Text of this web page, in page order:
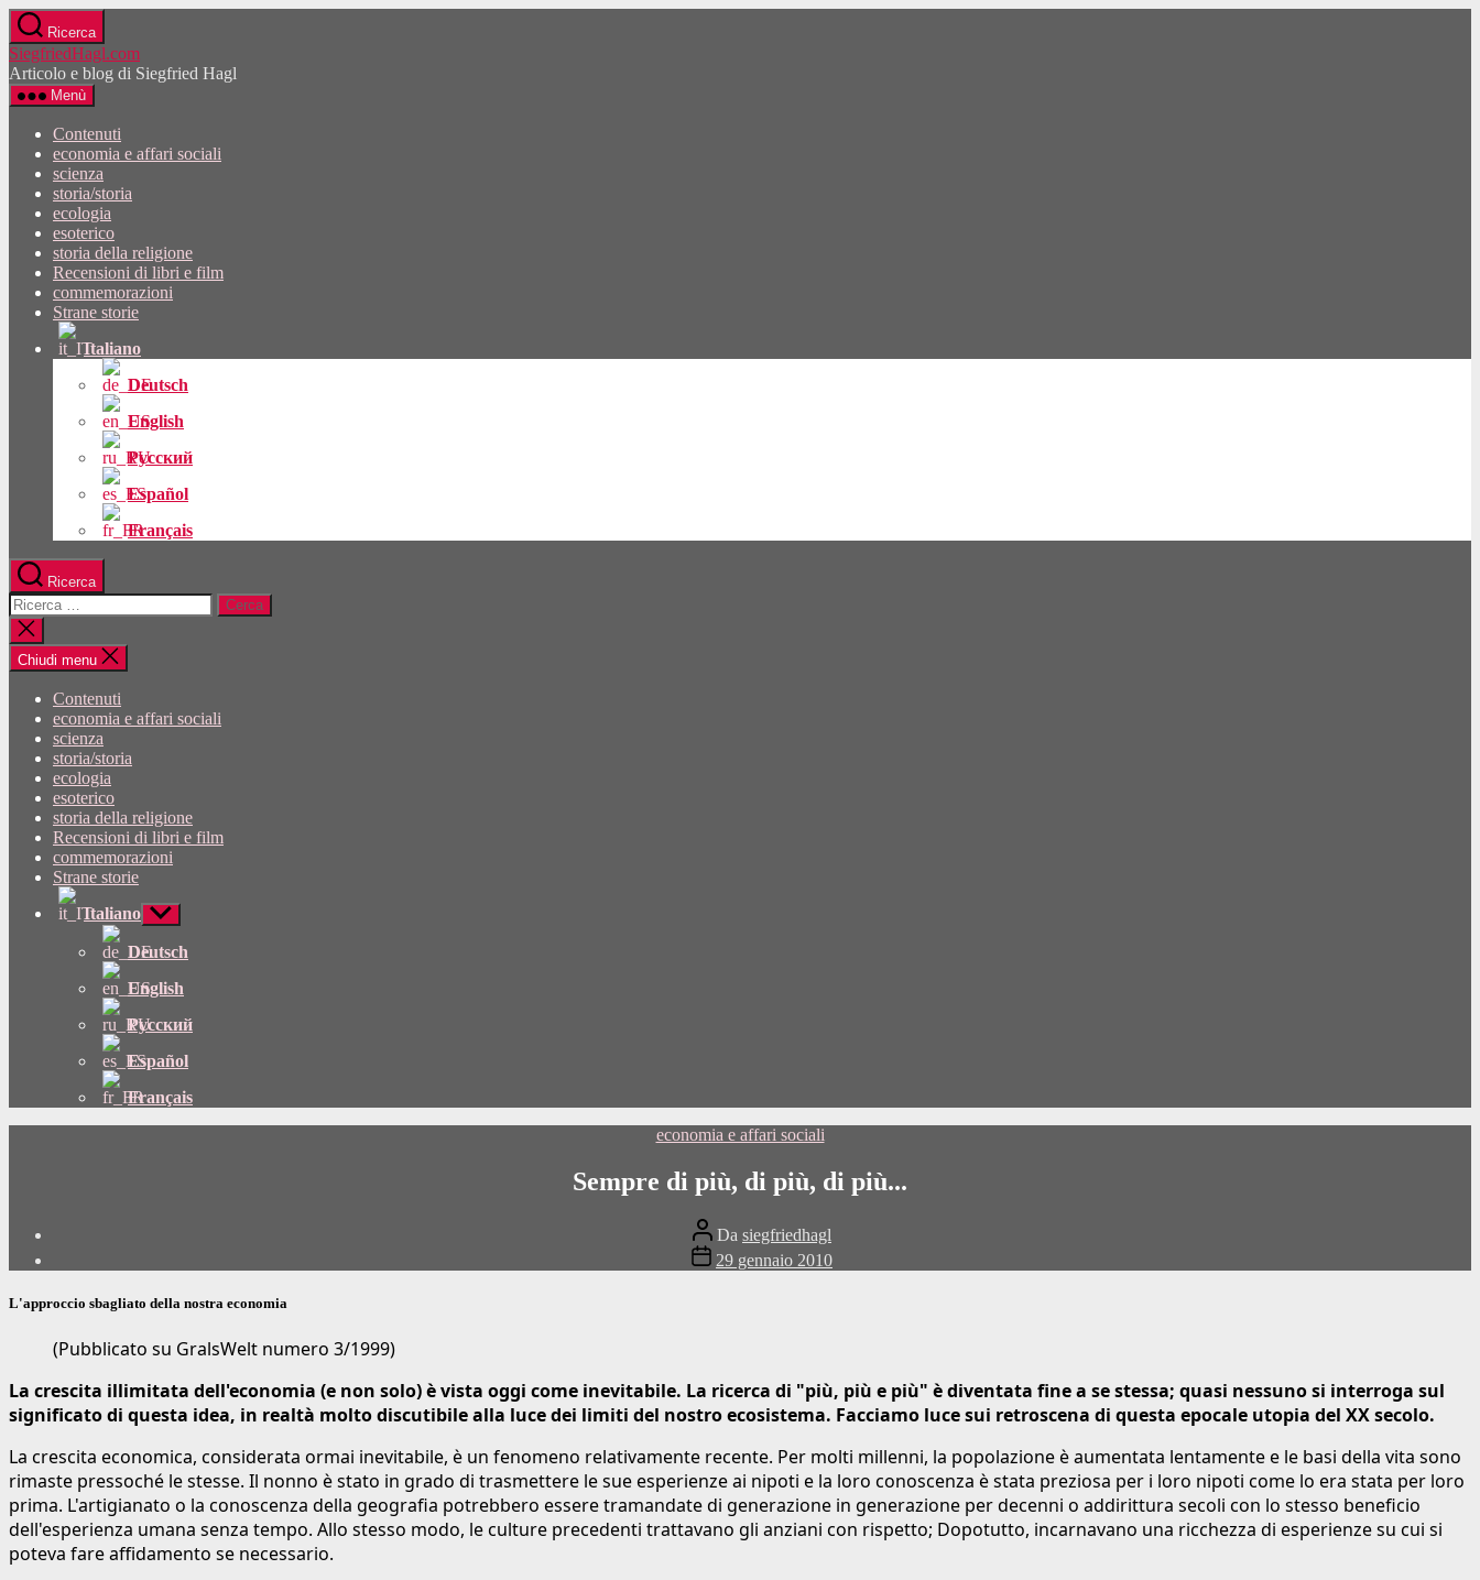
Vai
al
contenuto
Ricerca
SiegfriedHagl.com
Articolo e blog di Siegfried Hagl
Menù
Contenuti
economia e affari sociali
scienza
storia/storia
ecologia
esoterico
storia della religione
Recensioni di libri e film
commemorazioni
Strane storie
Italiano
Deutsch
English
Русский
Español
Français
Ricerca
Cercare:
Chiudi
la
ricerca
Chiudi menu
Contenuti
economia e affari sociali
scienza
storia/storia
ecologia
esoterico
storia della religione
Recensioni di libri e film
commemorazioni
Strane storie
Italiano Mostra
sottomenu
Deutsch
English
Русский
Español
Français
Categorie
economia e affari sociali
Sempre di più, di più, di più...
Autore
del
post
Da siegfriedhagl
Data
di
29 gennaio 2010
L'approccio sbagliato della nostra economia
(Pubblicato su GralsWelt numero 3/1999)
La crescita illimitata dell'economia (e non solo) è vista oggi come inevitabile. La ricerca di "più, più e più" è diventata fine a se stessa; quasi nessuno si interroga sul
significato di questa idea, in realtà molto discutibile alla luce dei limiti del nostro ecosistema. Facciamo luce sui retroscena di questa epocale utopia del XX secolo.
La crescita economica, considerata ormai inevitabile, è un fenomeno relativamente recente. Per molti millenni, la popolazione è aumentata lentamente e le basi della vita sono
rimaste pressoché le stesse. Il nonno è stato in grado di trasmettere le sue esperienze ai nipoti e la loro conoscenza è stata preziosa per i loro nipoti come lo era stata per loro
prima. L'artigianato o la conoscenza della geografia potrebbero essere tramandate di generazione in generazione per decenni o addirittura secoli con lo stesso beneficio
dell'esperienza umana senza tempo. Allo stesso modo, le culture precedenti trattavano gli anziani con rispetto; Dopotutto, incarnavano una ricchezza di esperienze su cui si
poteva fare affidamento se necessario.